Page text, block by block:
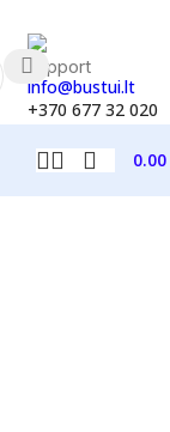
info@bustui.lt
+370 677 32 020
0.00